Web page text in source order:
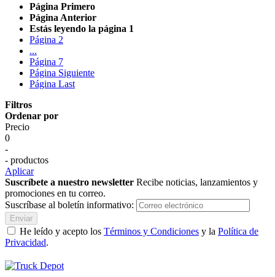
Página Primero
Página Anterior
Estás leyendo la página 1
Página 2
...
Página 7
Página Siguiente
Página Last
Filtros
Ordenar por
Precio
0
-
- productos
Aplicar
Suscríbete a nuestro newsletter Recibe noticias, lanzamientos y
promociones en tu correo.
Suscríbase al boletín informativo:
Enviar
He leído y acepto los Términos y Condiciones y la Política de
Privacidad.